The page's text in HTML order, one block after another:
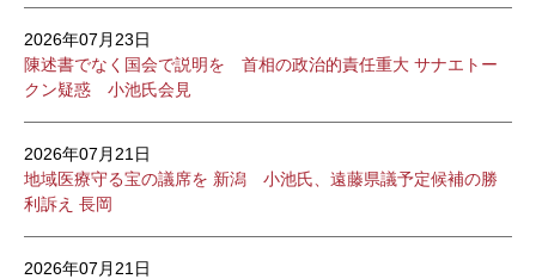
2026年07月23日
陳述書でなく国会で説明を 首相の政治的責任重大 サナエトー
クン疑惑 小池氏会見
2026年07月21日
地域医療守る宝の議席を 新潟 小池氏、遠藤県議予定候補の勝
利訴え 長岡
2026年07月21日